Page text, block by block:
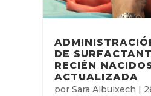
DE
RECIÉN
ACTUALIZADA
por Sara Albuixech |